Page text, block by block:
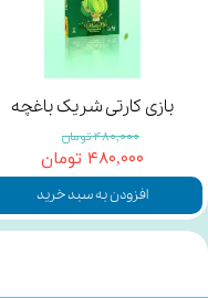
بازی کارتی شریک باغچه
۴۸۰,۰۰۰ تومان
۴۸۰,۰۰۰ تومان
افزودن به سبد خرید